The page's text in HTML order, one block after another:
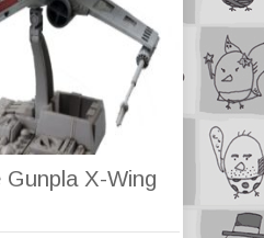
X-Wing